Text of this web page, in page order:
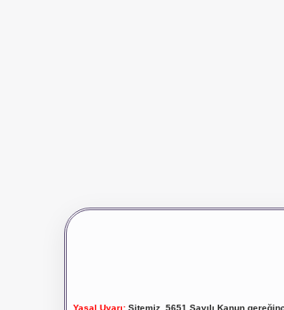
Yasal Uyarı:Sitemiz, 5651 Sayılı Kanun